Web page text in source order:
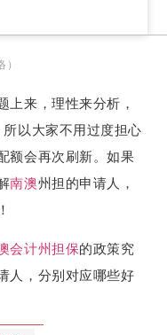
）
上来，理性来分析，
以大家不用过度担心
额会再次刷新。如果
南澳州担的申请人，
会计州担保的政策究
人，分别对应哪些好